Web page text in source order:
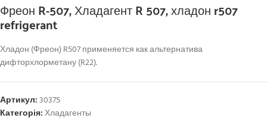
Фреон R-507, Хладагент R 507, хладон r507
refrigerant
Хладон (Фреон) R507 применяется как альтернатива
дифторхлорметану (R22).
Артикул:30375
Категорія:Хладагенты